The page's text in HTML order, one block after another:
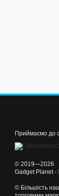
Приймаємо до
© 2019—2026
Gadget Planet -
© Більшість